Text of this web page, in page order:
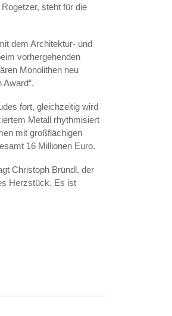
steht für die
dem Architektur- und
vorhergehenden
Monolithen neu
fort, gleichzeitig wird
Metall rhythmisiert
mit großflächigen
16 Millionen Euro.
Christoph Bründl, der
Herzstück. Es ist